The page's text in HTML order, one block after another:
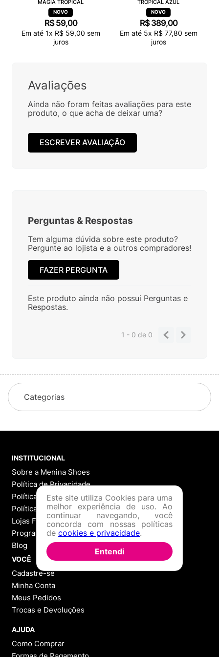
MAGIA TROPICAL
R$ 59,00
Em até 1x R$ 59,00 sem
juros
TROPICAL AZUL
R$ 389,00
Em até 5x R$ 77,80 sem
juros
Avaliações
Ainda não foram feitas avaliações para este
produto, o que acha de deixar uma?
ESCREVER AVALIAÇÃO
Perguntas & Respostas
Tem alguma dúvida sobre este produto?
Pergunte ao lojista e a outros compradores!
FAZER PERGUNTA
Este produto ainda não possui Perguntas e
Respostas.
1 - 0de 0
Categorias
INSTITUCIONAL
Sobre a Menina Shoes
Política de Privacidade
Política de Troca
Política de Entrega
Lojas Físicas
Programa de Fidelidade
Blog
VOCÊ
Cadastre-se
Minha Conta
Meus Pedidos
Trocas e Devoluções
AJUDA
Como Comprar
Este site utiliza Cookies para uma
melhor experiência de uso. Ao
continuar navegando, você
concorda com nossas políticas
de cookies e privacidade.
Entendi